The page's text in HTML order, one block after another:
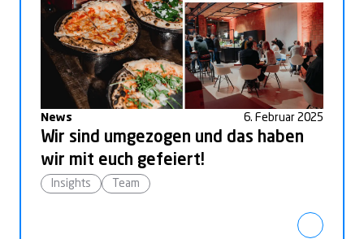
News 6. Februar 2025
Wir sind umgezogen und das haben
wir mit euch gefeiert!
Insights Team